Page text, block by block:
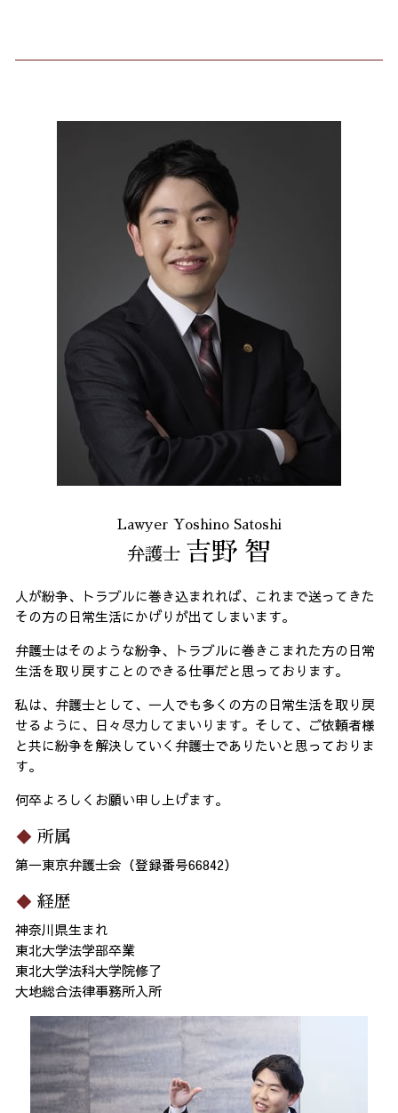
Lawyer Yoshino Satoshi
弁護士 吉野 智
人が紛争、トラブルに巻き込まれれば、これまで送ってきた
その方の日常生活にかげりが出てしまいます。
弁護士はそのような紛争、トラブルに巻きこまれた方の日常
生活を取り戻すことのできる仕事だと思っております。
私は、弁護士として、一人でも多くの方の日常生活を取り戻
せるように、日々尽力してまいります。そして、ご依頼者様
と共に紛争を解決していく弁護士でありたいと思っておりま
す。
何卒よろしくお願い申し上げます。
所属
第一東京弁護士会（登録番号66842）
経歴
神奈川県生まれ
東北大学法学部卒業
東北大学法科大学院修了
大地総合法律事務所入所